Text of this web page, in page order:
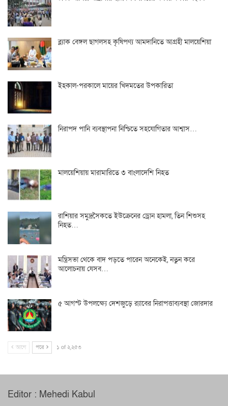
ব্ল্যাক বেঙ্গল ছাগলসহ কৃষিপণ্য আমদানিতে আগ্রহী মালয়েশিয়া
ইহকাল-পরকালে মায়ের খিদমতের উপকারিতা
নিরাপদ পানি ব্যবস্থাপনা নিশ্চিতে সহযোগিতার আশ্বাস…
মালয়েশিয়ায় মারামারিতে ৩ বাংলাদেশি নিহত
রাশিয়ার সমুদ্রসৈকতে ইউক্রেনের ড্রোন হামলা, তিন শিশুসহ
নিহত…
মন্ত্রিসভা থেকে বাদ পড়তে পারেন অনেকেই, নতুন করে
আলোচনায় যেসব…
৫ আগস্ট উপলক্ষ্যে দেশজুড়ে র‌্যাবের নিরাপত্তাব্যবস্থা জোরদার
আগে পরে ১ of ২,২৫৩
Editor : Mehedi Kabul